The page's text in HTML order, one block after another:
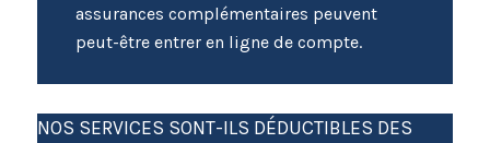
assurances complémentaires peuvent
peut-être entrer en ligne de compte.
NOS SERVICES SONT-ILS DÉDUCTIBLES DES